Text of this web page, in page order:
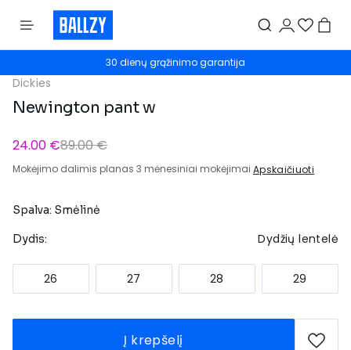
30 dienų grąžinimo garantija
Dickies
Newington pant w
24.00 €89.00 €
Mokėjimo dalimis planas 3 mėnesiniai mokėjimai Apskaičiuoti
Spalva: Smėlinė
Dydis: Dydžių lentelė
26 27 28 29
Į krepšelį